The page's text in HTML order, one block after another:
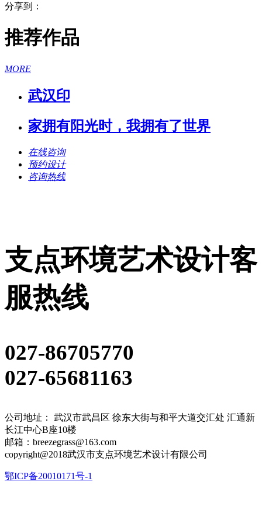
分享到：
推荐作品
MORE
武汉印
家拥有阳光时，我拥有了世界
在线咨询
预约设计
咨询热线
支点环境艺术设计客
服热线
027-86705770
027-65681163
公司地址： 武汉市武昌区 徐东大街与和平大道交汇处 汇通新
长江中心B座10楼
邮箱：breezegrass@163.com
copyright@2018武汉市支点环境艺术设计有限公司
鄂ICP备20010171号-1